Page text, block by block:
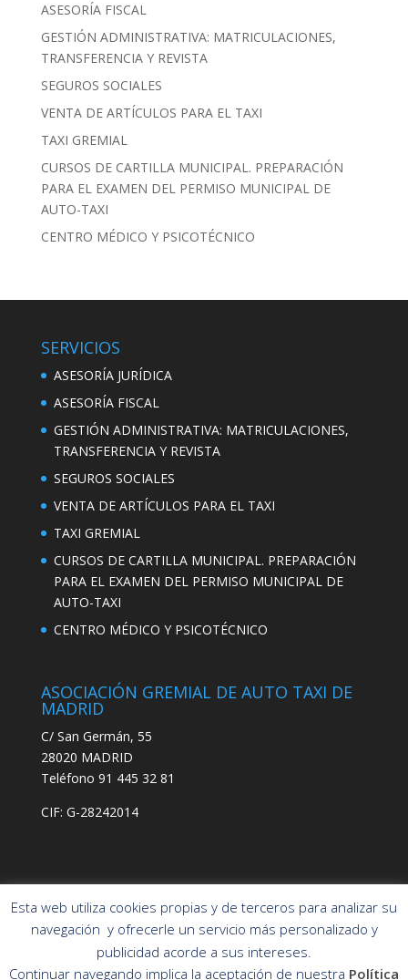
ASESORÍA FISCAL
GESTIÓN ADMINISTRATIVA: MATRICULACIONES,
TRANSFERENCIA Y REVISTA
SEGUROS SOCIALES
VENTA DE ARTÍCULOS PARA EL TAXI
TAXI GREMIAL
CURSOS DE CARTILLA MUNICIPAL. PREPARACIÓN
PARA EL EXAMEN DEL PERMISO MUNICIPAL DE
AUTO-TAXI
CENTRO MÉDICO Y PSICOTÉCNICO
SERVICIOS
ASESORÍA JURÍDICA
ASESORÍA FISCAL
GESTIÓN ADMINISTRATIVA: MATRICULACIONES,
TRANSFERENCIA Y REVISTA
SEGUROS SOCIALES
VENTA DE ARTÍCULOS PARA EL TAXI
TAXI GREMIAL
CURSOS DE CARTILLA MUNICIPAL. PREPARACIÓN
PARA EL EXAMEN DEL PERMISO MUNICIPAL DE
AUTO-TAXI
CENTRO MÉDICO Y PSICOTÉCNICO
ASOCIACIÓN GREMIAL DE AUTO TAXI DE
MADRID
C/ San Germán, 55
28020 MADRID
Teléfono 91 445 32 81
CIF: G-28242014
Asociación Gremial
POLÍTICA DE PRIVACIDAD
Esta web utiliza cookies propias y de terceros para analizar su
navegación y ofrecerle un servicio más personalizado y
publicidad acorde a sus intereses.
Continuar navegando implica la aceptación de nuestra Política